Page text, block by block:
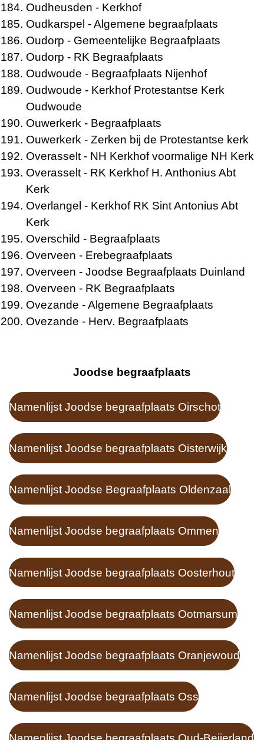
Oudheusden - Kerkhof
Oudkarspel - Algemene begraafplaats
Oudorp - Gemeentelijke Begraafplaats
Oudorp - RK Begraafplaats
Oudwoude - Begraafplaats Nijenhof
Oudwoude - Kerkhof Protestantse Kerk
Oudwoude
Ouwerkerk - Begraafplaats
Ouwerkerk - Zerken bij de Protestantse kerk
Overasselt - NH Kerkhof voormalige NH Kerk
Overasselt - RK Kerkhof H. Anthonius Abt
Kerk
Overlangel - Kerkhof RK Sint Antonius Abt
Kerk
Overschild - Begraafplaats
Overveen - Erebegraafplaats
Overveen - Joodse Begraafplaats Duinland
Overveen - RK Begraafplaats
Ovezande - Algemene Begraafplaats
Ovezande - Herv. Begraafplaats
Joodse begraafplaats
Namenlijst Joodse begraafplaats Oirschot
Namenlijst Joodse begraafplaats Oisterwijk
Namenlijst Joodse Begraafplaats Oldenzaal
Namenlijst Joodse begraafplaats Ommen
Namenlijst Joodse begraafplaats Oosterhout
Namenlijst Joodse begraafplaats Ootmarsum
Namenlijst Joodse begraafplaats Oranjewoud
Namenlijst Joodse begraafplaats Oss